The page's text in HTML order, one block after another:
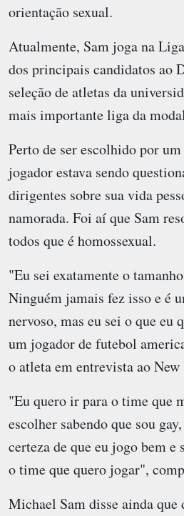
orientação sexual.
Atualmente, Sam joga na
dos principais candidatos ao
seleção de atletas da
mais importante liga da
Perto de ser escolhido por
jogador estava sendo
dirigentes sobre sua vida
namorada. Foi aí que Sam
todos que é homossexual.
"Eu sei exatamente o
Ninguém jamais fez isso e é
nervoso, mas eu sei o que eu
um jogador de futebol
o atleta em entrevista ao
"Eu quero ir para o time que
escolher sabendo que sou
certeza de que eu jogo bem e
o time que quero jogar",
Michael Sam disse ainda que